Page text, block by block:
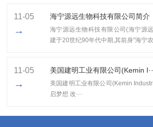
11-05
→
海宁源远生物科技有限公司简介
海宁源远生物科技有限公司(海宁源
建于20世纪90年代中期,其前身"海宁农
11-05
→
美国建明工业有限公司(Kemin
美国建明工业有限公司(Kemin
启梦想 改···